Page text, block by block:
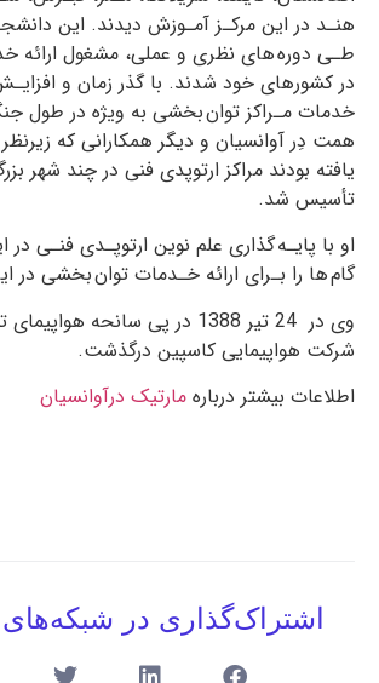
هنـد در این مرکـز آمـوزش دیدند. این
طـی دوره های ‏نظری و عملی، مشغول ارائه
در کشورهای خود شدند. با گذر زمان و
‏خدمات مـراکز توان بخشی به ویژه در طول
همت دِر آوانسیان و دیگر همکارانی که
یافته بودند مراکز ارتوپدی فنی در چند شهر
تأسیس شد.
او با پایـه گذاری علم نوین ارتوپـدی فنـی در
گام ها را بـرای ارائه خـدمات توان بخشی در
شرکت هواپیمایی کاسپین درگذشت.
اطلاعات بیشتر درباره مارتیک درآوانسیان
اشتراک‌گذاری در